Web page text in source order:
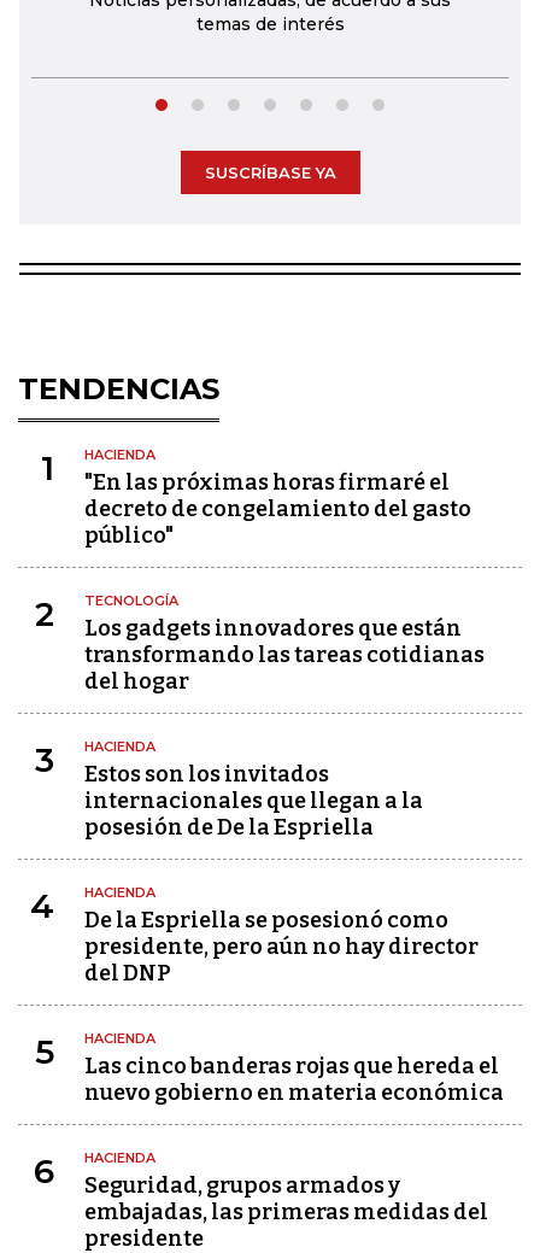
temas de interés
SUSCRÍBASE YA
TENDENCIAS
1 HACIENDA
"En las próximas horas firmaré el
decreto de congelamiento del gasto
público"
2 TECNOLOGÍA
Los gadgets innovadores que están
transformando las tareas cotidianas
del hogar
3 HACIENDA
Estos son los invitados
internacionales que llegan a la
posesión de De la Espriella
4 HACIENDA
De la Espriella se posesionó como
presidente, pero aún no hay director
del DNP
5 HACIENDA
Las cinco banderas rojas que hereda el
nuevo gobierno en materia económica
6 HACIENDA
Seguridad, grupos armados y
embajadas, las primeras medidas del
presidente